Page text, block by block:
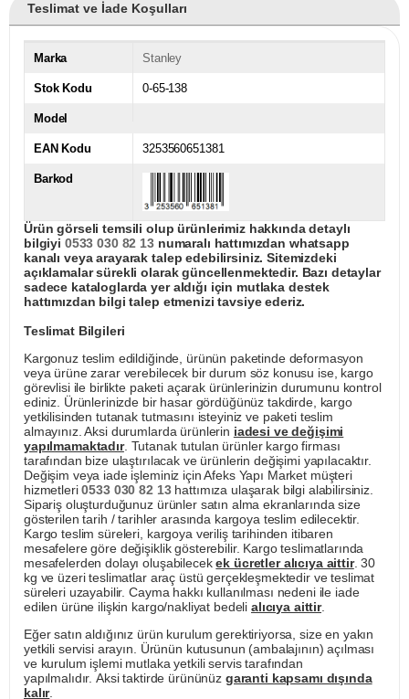
Teslimat ve İade Koşulları
Marka Stanley
Stok Kodu 0-65-138
Model
EAN Kodu 3253560651381
Barkod
Ürün görseli temsili olup ürünlerimiz hakkında detaylı
bilgiyi 0533 030 82 13numaralı hattımızdan whatsapp
kanalı veya arayarak talep edebilirsiniz. Sitemizdeki
açıklamalar sürekli olarak güncellenmektedir. Bazı detaylar
sadece kataloglarda yer aldığı için mutlaka destek
hattımızdan bilgi talep etmenizi tavsiye ederiz.
Teslimat Bilgileri
Kargonuz teslim edildiğinde, ürünün paketinde deformasyon
veya ürüne zarar verebilecek bir durum söz konusu ise, kargo
görevlisi ile birlikte paketi açarak ürünlerinizin durumunu kontrol
ediniz. Ürünlerinizde bir hasar gördüğünüz takdirde, kargo
yetkilisinden tutanak tutmasını isteyiniz ve paketi teslim
almayınız. Aksi durumlarda ürünlerin iadesi ve değişimi
yapılmamaktadır. Tutanak tutulan ürünler kargo firması
tarafından bize ulaştırılacak ve ürünlerin değişimi yapılacaktır.
Değişim veya iade işleminiz için Afeks Yapı Market müşteri
hizmetleri0533 030 82 13hattımıza ulaşarak bilgi alabilirsiniz.
Sipariş oluşturduğunuz ürünler satın alma ekranlarında size
gösterilen tarih / tarihler arasında kargoya teslim edilecektir.
Kargo teslim süreleri, kargoya veriliş tarihinden itibaren
mesafelere göre değişiklik gösterebilir. Kargo teslimatlarında
mesafelerden dolayı oluşabilecekek ücretler alıcıya aittir. 30
kg ve üzeri teslimatlar araç üstü gerçekleşmektedir ve teslimat
süreleri uzayabilir. Cayma hakkı kullanılması nedeni ile iade
edilen ürüne ilişkin kargo/nakliyat bedeli alıcıya aittir.
Eğer satın aldığınız ürün kurulum gerektiriyorsa, size en yakın
yetkili servisi arayın. Ürünün kutusunun (ambalajının) açılması
ve kurulum işlemi mutlaka yetkili servis tarafından
yapılmalıdır. Aksi taktirde ürününüz garanti kapsamı dışında
kalır.